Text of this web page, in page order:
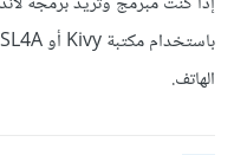
الهاتف.